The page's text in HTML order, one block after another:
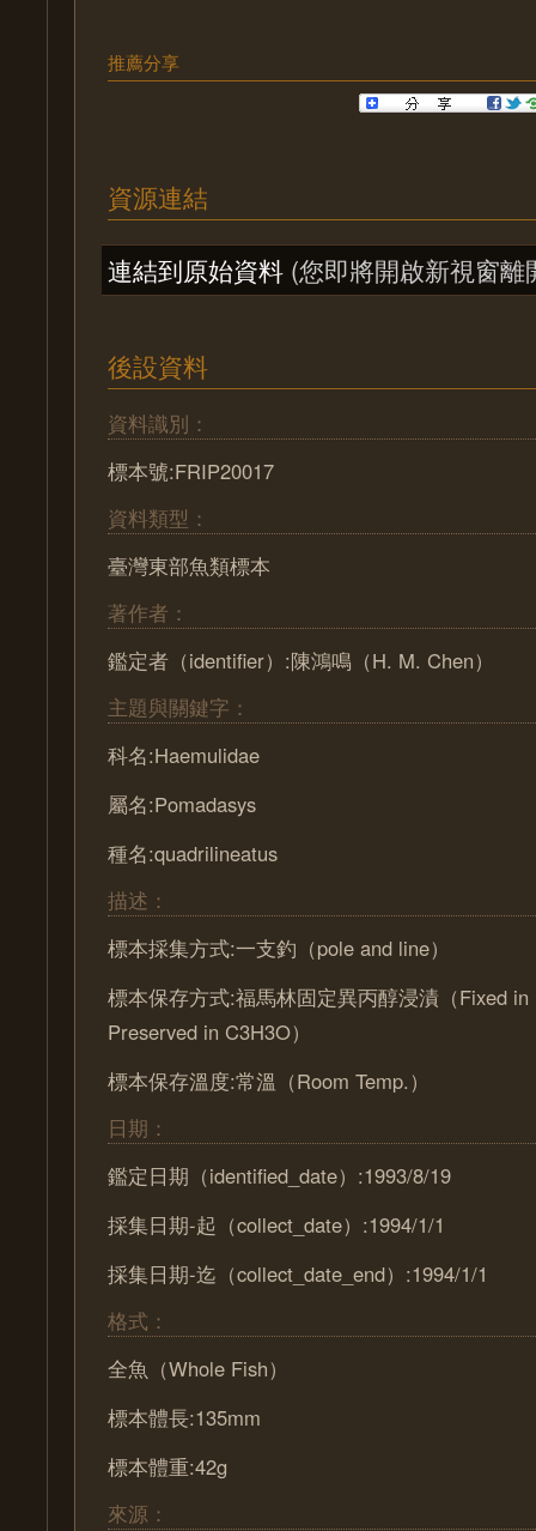
推薦分享
資源連結
連結到原始資料 (您即將開啟新視窗離
後設資料
資料識別：
標本號:FRIP20017
資料類型：
臺灣東部魚類標本
著作者：
鑑定者（identifier）:陳鴻鳴（H. M. Chen）
主題與關鍵字：
科名:Haemulidae
屬名:Pomadasys
種名:quadrilineatus
描述：
標本採集方式:一支釣（pole and line）
標本保存方式:福馬林固定異丙醇浸漬（Fixed in
Preserved in C3H3O）
標本保存溫度:常溫（Room Temp.）
日期：
鑑定日期（identified_date）:1993/8/19
採集日期-起（collect_date）:1994/1/1
採集日期-迄（collect_date_end）:1994/1/1
格式：
全魚（Whole Fish）
標本體長:135mm
標本體重:42g
來源：